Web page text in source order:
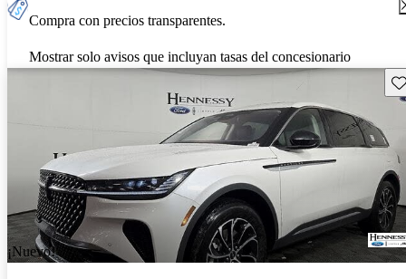
Compra con precios transparentes.
Mostrar solo avisos que incluyan tasas del concesionario
¡Nuevo!